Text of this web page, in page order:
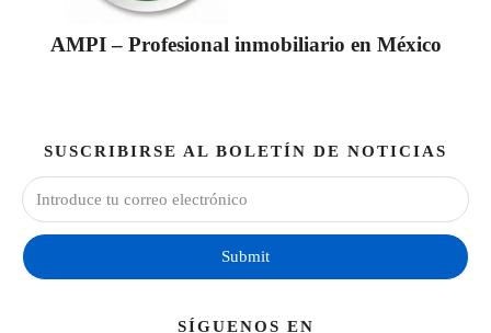
AMPI – Profesional inmobiliario en México
SUSCRIBIRSE AL BOLETÍN DE NOTICIAS
Submit
SÍGUENOS EN